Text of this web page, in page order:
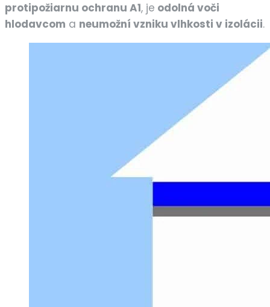
protipožiarnu ochranu A1, je odolná voči
hlodavcom a neumožní vzniku vlhkosti v izolácii.